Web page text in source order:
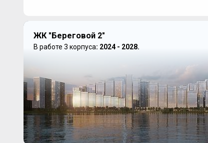
ЖК "Береговой 2"
В работе 3 корпуса: 2024 - 2028.